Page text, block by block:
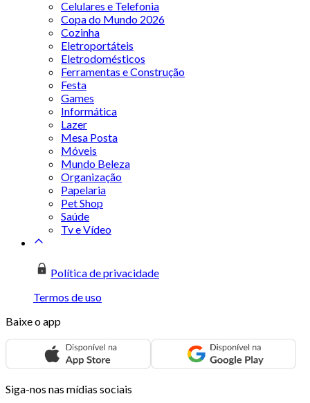
Celulares e Telefonia
Copa do Mundo 2026
Cozinha
Eletroportáteis
Eletrodomésticos
Ferramentas e Construção
Festa
Games
Informática
Lazer
Mesa Posta
Móveis
Mundo Beleza
Organização
Papelaria
Pet Shop
Saúde
Tv e Vídeo
Política de privacidade
Termos de uso
Baixe o app
Siga-nos nas mídias sociais